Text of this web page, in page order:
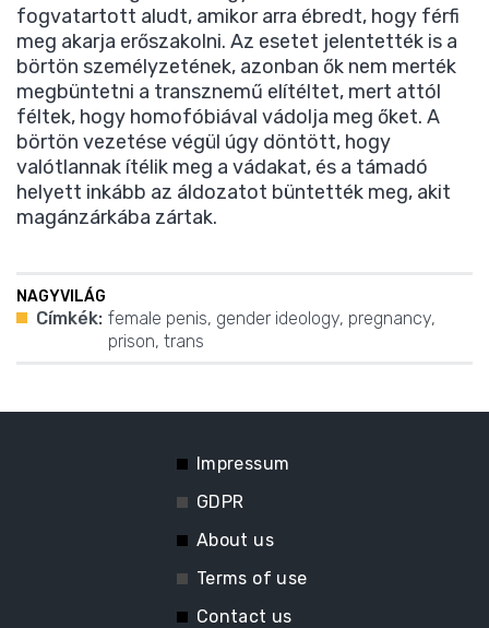
fogvatartott aludt, amikor arra ébredt, hogy férfi
meg akarja erőszakolni. Az esetet jelentették is a
börtön személyzetének, azonban ők nem merték
megbüntetni a transznemű elítéltet, mert attól
féltek, hogy homofóbiával vádolja meg őket. A
börtön vezetése végül úgy döntött, hogy
valótlannak ítélik meg a vádakat, és a támadó
helyett inkább az áldozatot büntették meg, akit
magánzárkába zártak.
NAGYVILÁG
Címkék: female penis, gender ideology, pregnancy,
prison, trans
Impressum
GDPR
About us
Terms of use
Contact us